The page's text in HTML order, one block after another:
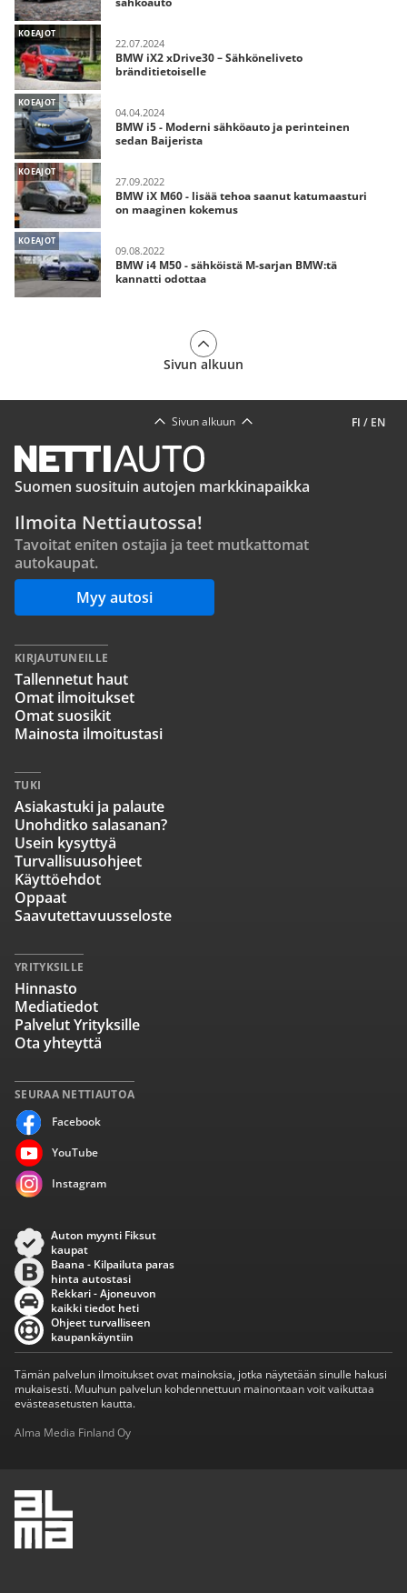
KOEAJOT
22.07.2024
BMW iX2 xDrive30 – Sähköneliveto
bränditietoiselle
KOEAJOT
04.04.2024
BMW i5 - Moderni sähköauto ja perinteinen
sedan Baijerista
KOEAJOT
27.09.2022
BMW iX M60 - lisää tehoa saanut katumaasturi
on maaginen kokemus
KOEAJOT
09.08.2022
BMW i4 M50 - sähköistä M-sarjan BMW:tä
kannatti odottaa
Sivun alkuun
FI / EN
Sivun alkuun
Suomen suosituin autojen markkinapaikka
Ilmoita Nettiautossa!
Tavoitat eniten ostajia ja teet mutkattomat
autokaupat.
Myy autosi
SEURAA NETTIAUTOA
Facebook
YouTube
Instagram
KIRJAUTUNEILLE
Tallennetut haut
Omat ilmoitukset
Omat suosikit
Mainosta ilmoitustasi
TUKI
Asiakastuki ja palaute
Unohditko salasanan?
Usein kysyttyä
Turvallisuusohjeet
Käyttöehdot
Oppaat
Saavutettavuusseloste
YRITYKSILLE
Hinnasto
Mediatiedot
Palvelut Yrityksille
Ota yhteyttä
Auton myynti Fiksut
kaupat
Baana - Kilpailuta paras
hinta autostasi
Rekkari - Ajoneuvon
kaikki tiedot heti
Ohjeet turvalliseen
kaupankäyntiin
Tämän palvelun ilmoitukset ovat mainoksia, jotka näytetään sinulle hakusi
mukaisesti. Muuhun palvelun kohdennettuun mainontaan voit vaikuttaa
evästeasetusten kautta.
Alma Media Finland Oy